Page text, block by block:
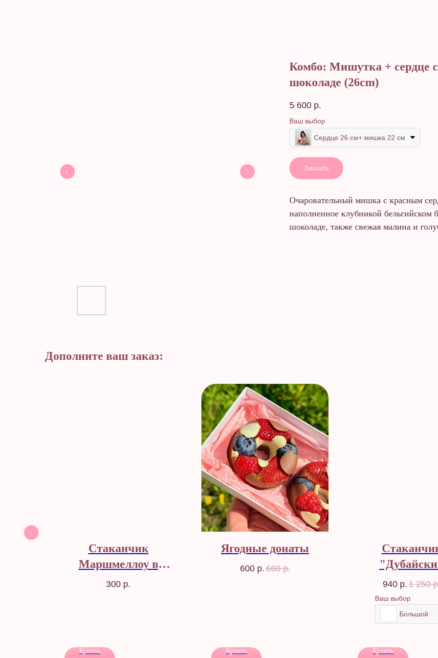
Комбо: Мишутка + сердце
шоколаде (26cm)
5 600 р.
Ваш выбор
Сердце 26 см+ мишка 22 см
Заказать
Очаровательный мишка с красным
наполненное клубникой бельгийском
шоколаде, также свежая малина и
Дополните ваш заказ:
Стаканчик
Маршмеллоу в
молочном шоколаде
300 р.
Купить
Ягодные донаты
600 р.660 р.
Купить
шоколад"
940 р. 1 250
Ваш выбор
Большой
Купить